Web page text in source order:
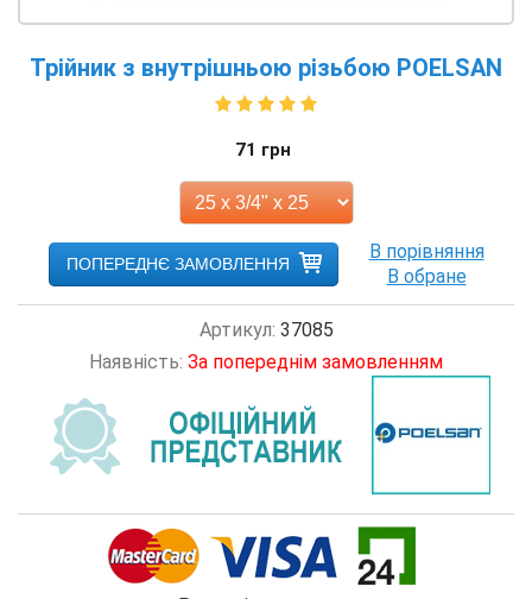
Трійник з внутрішньою різьбою POELSAN
71 грн
ПОПЕРЕДНЄ ЗАМОВЛЕННЯ
Артикул: 37085
Наявність: За попереднім замовленням